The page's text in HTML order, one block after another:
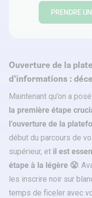
PRENDRE
Ouverture de la
d’informations :
Maintenant qu’on a
la première étape
l’ouverture de la
début du parcours de
supérieur, et il est
étape à la légère 😤.
les inscrire noir sur
temps de ficeler avec